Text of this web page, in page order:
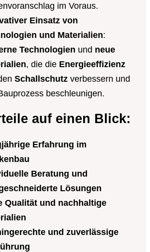
im Voraus.
Einsatz von
und Materialien:
Technologien und neue
, die die Energieeffizienz
Schallschutz verbessern und
beschleunigen.
auf einen Blick:
Erfahrung im
Beratung und
Lösungen
Qualität und nachhaltige
und zuverlässige